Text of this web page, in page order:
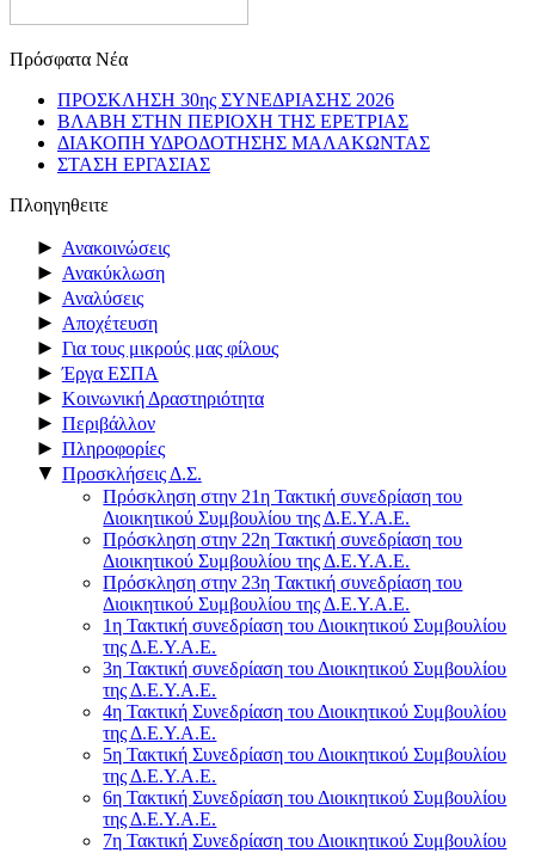
Πρόσφατα Νέα
ΠΡΟΣΚΛΗΣΗ 30ης ΣΥΝΕΔΡΙΑΣΗΣ 2026
ΒΛΑΒΗ ΣΤΗΝ ΠΕΡΙΟΧΗ ΤΗΣ ΕΡΕΤΡΙΑΣ
ΔΙΑΚΟΠΗ ΥΔΡΟΔΟΤΗΣΗΣ ΜΑΛΑΚΩΝΤΑΣ
ΣΤΑΣΗ ΕΡΓΑΣΙΑΣ
Πλοηγηθειτε
► Ανακοινώσεις
► Ανακύκλωση
► Αναλύσεις
► Αποχέτευση
► Για τους μικρούς μας φίλους
► Έργα ΕΣΠΑ
► Κοινωνική Δραστηριότητα
► Περιβάλλον
► Πληροφορίες
▼ Προσκλήσεις Δ.Σ.
Πρόσκληση στην 21η Τακτική συνεδρίαση του
Διοικητικού Συμβουλίου της Δ.Ε.Υ.Α.Ε.
Πρόσκληση στην 22η Τακτική συνεδρίαση του
Διοικητικού Συμβουλίου της Δ.Ε.Υ.Α.Ε.
Πρόσκληση στην 23η Τακτική συνεδρίαση του
Διοικητικού Συμβουλίου της Δ.Ε.Υ.Α.Ε.
1η Τακτική συνεδρίαση του Διοικητικού Συμβουλίου
της Δ.Ε.Υ.Α.Ε.
3η Τακτική συνεδρίαση του Διοικητικού Συμβουλίου
της Δ.Ε.Υ.Α.Ε.
4η Τακτική Συνεδρίαση του Διοικητικού Συμβουλίου
της Δ.Ε.Υ.Α.Ε.
5η Τακτική Συνεδρίαση του Διοικητικού Συμβουλίου
της Δ.Ε.Υ.Α.Ε.
6η Τακτική Συνεδρίαση του Διοικητικού Συμβουλίου
της Δ.Ε.Υ.Α.Ε.
7η Τακτική Συνεδρίαση του Διοικητικού Συμβουλίου